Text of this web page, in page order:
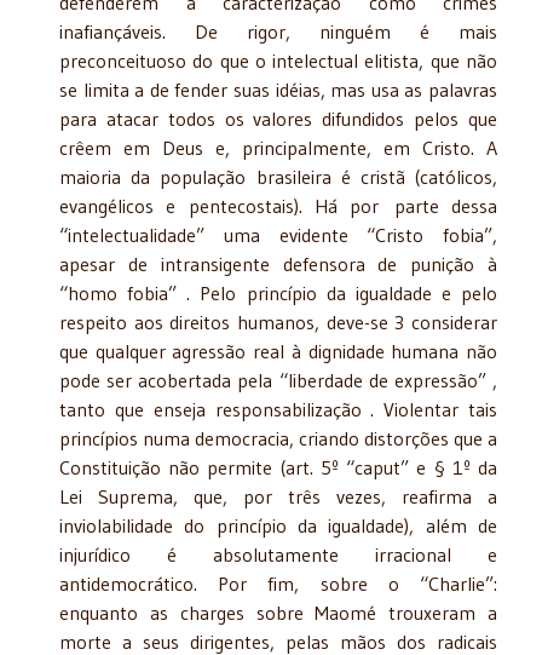
inafiançáveis. De rigor, ninguém é mais
preconceituoso do que o intelectual elitista, que não
se limita a de fender suas idéias, mas usa as palavras
para atacar todos os valores difundidos pelos que
crêem em Deus e, principalmente, em Cristo. A
maioria da população brasileira é cristã (católicos,
evangélicos e pentecostais). Há por parte dessa
“intelectualidade” uma evidente “Cristo fobia”,
apesar de intransigente defensora de punição à
“homo fobia” . Pelo princípio da igualdade e pelo
respeito aos direitos humanos, deve-se 3 considerar
que qualquer agressão real à dignidade humana não
pode ser acobertada pela “liberdade de expressão” ,
tanto que enseja responsabilização . Violentar tais
princípios numa democracia, criando distorções que a
Constituição não permite (art. 5º “caput” e § 1º da
Lei Suprema, que, por três vezes, reafirma a
inviolabilidade do princípio da igualdade), além de
injurídico é absolutamente irracional e
antidemocrático. Por fim, sobre o “Charlie”:
enquanto as charges sobre Maomé trouxeram a
morte a seus dirigentes, pelas mãos dos radicais